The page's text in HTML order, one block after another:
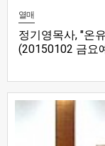
열매
정기영목사, "온
(20150102 금요